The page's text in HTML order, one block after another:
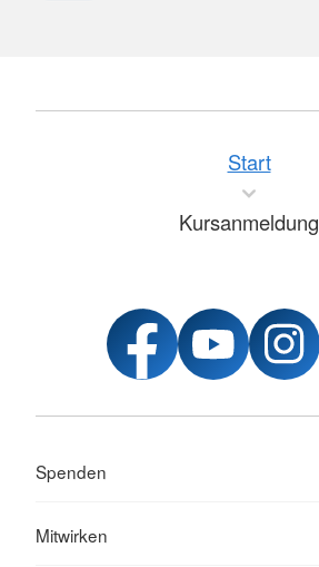
Start
Kursanmeldung
Spenden
Mitwirken